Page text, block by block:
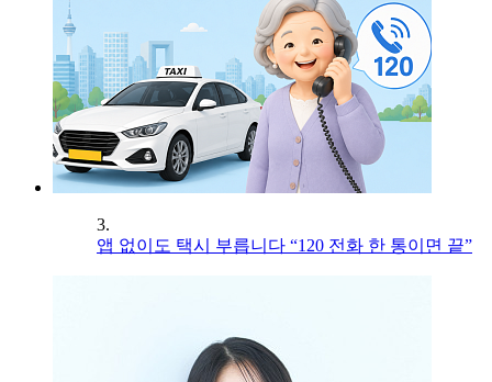
3.
앱 없이도 택시 부릅니다 “120 전화 한 통이면 끝”